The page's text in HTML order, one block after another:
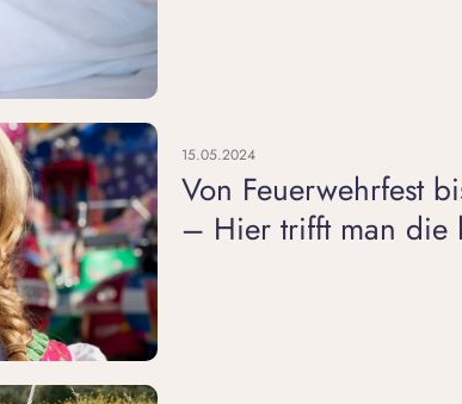
15.05.2024
Von Feuerwehrfest
– Hier trifft man die